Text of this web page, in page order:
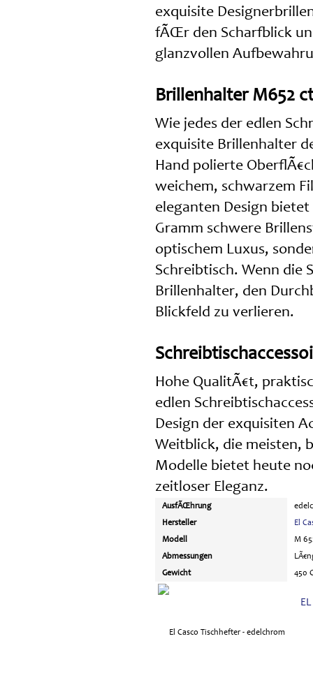
exquisite
fÃŒr den Scharfblick
glanzvollen
Brillenhalter M652
Wie jedes der edlen
exquisite Brillenhalter
Hand polierte
weichem, schwarzem
eleganten Design bietet
Gramm schwere
optischem Luxus,
Schreibtisch. Wenn die
Brillenhalter, den
Blickfeld zu verlieren.
Hohe QualitÃ€t,
edlen
Design der exquisiten
Weitblick, die meisten,
Modelle bietet heute
zeitloser Eleganz.
AusfÃŒhrung
Hersteller
El
Modell
M
Abmessungen
Gewicht
450